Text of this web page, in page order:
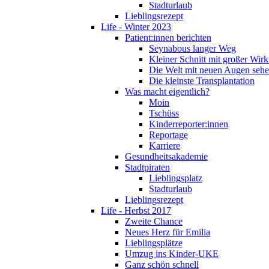
Stadturlaub
Lieblingsrezept
Life - Winter 2023
Patient:innen berichten
Seynabous langer Weg
Kleiner Schnitt mit großer
Die Welt mit neuen Augen
Die kleinste Transplantation
Was macht eigentlich?
Moin
Tschüss
Kinderreporter:innen
Reportage
Karriere
Gesundheitsakademie
Stadtpiraten
Lieblingsplatz
Stadturlaub
Lieblingsrezept
Life - Herbst 2017
Zweite Chance
Neues Herz für Emilia
Lieblingsplätze
Umzug ins Kinder-UKE
Ganz schön schnell